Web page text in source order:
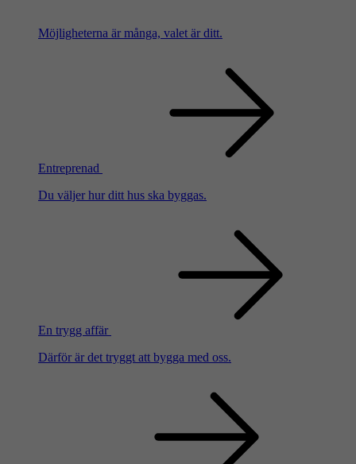
Möjligheterna är många, valet är ditt.
Entreprenad
Du väljer hur ditt hus ska byggas.
En trygg affär
Därför är det tryggt att bygga med oss.